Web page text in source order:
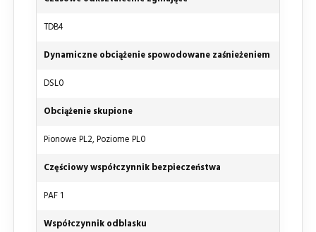
TDB4
Dynamiczne obciążenie spowodowane zaśnieżeniem
DSL0
Obciążenie skupione
Pionowe PL2, Poziome PL0
Częściowy współczynnik bezpieczeństwa
PAF 1
Współczynnik odblasku